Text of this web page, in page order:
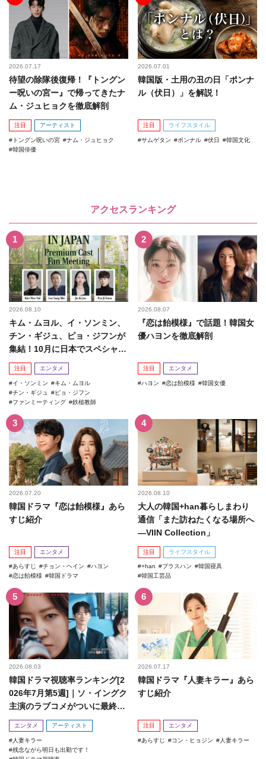
2026.07.17
待望の除隊後復帰！『トングン
ー呪いの宮ー』で帰ってきたナ
ム・ジュヒョクを徹底解剖
注目 アーティスト
トングン呪いの宮
ナム・ジュヒョク
韓国俳優
2026.07.01
韓国版・土用の丑の日「ポンナ
ル（伏日）」を解説！
注目 ライフスタイル
サムゲタン ポンナル 伏日 韓国文化
アクセスランキング
2026.08.10
キム・ムヨル、イ・ソンミン、
チン・ギジュ、ピョ・ジフンが
集結！10月に日本でスペシャル
ファンミーティング開催決...
注目 エンタメ
イ・ソンミン
キム・ムヨル
チン・ギジュ
ピョ・ジフン
ファンミーティング
鉄槌教師
2026.08.07
『恋は飴模様』で話題！韓国女
優ハヨンを徹底解剖
注目 エンタメ
ハヨン 恋は飴模様 韓国女優
2026.07.20
韓国ドラマ『恋は飴模様』あら
すじ紹介
注目 エンタメ
あらすじ チョン・ヘイン
ハヨン
恋は飴模様
韓国ドラマ
2026.08.10
大人の韓国+han暮らしまわり
通信「また訪ねたくなる場所へ
―VIIN Collection」
注目 ライフスタイル
+han プラスハン
韓国寝具
韓国工芸品
2026.08.03
韓国ドラマ視聴率ランキング[2
026年7月第5週]｜ソ・イングク
主演のラブコメがついに最終
回！
エンタメ アーティスト
人妻キラー
残念ながら明日も出勤です！
2026.07.17
韓国ドラマ『人妻キラー』あら
すじ紹介
注目 エンタメ
あらすじ コン・ヒョジン 人妻キラー